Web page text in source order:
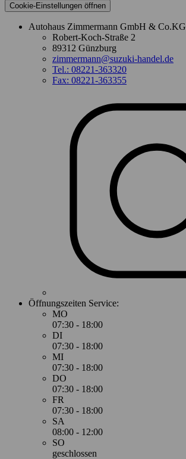
Cookie‑Einstellungen öffnen
Autohaus Zimmermann GmbH & Co.KG
Robert-Koch-Straße 2
89312 Günzburg
zimmermann@suzuki-handel.de
Tel.: 08221-363320
Fax: 08221-363355
Öffnungszeiten Service:
MO
07:30 - 18:00
DI
07:30 - 18:00
MI
07:30 - 18:00
DO
07:30 - 18:00
FR
07:30 - 18:00
SA
08:00 - 12:00
SO
geschlossen